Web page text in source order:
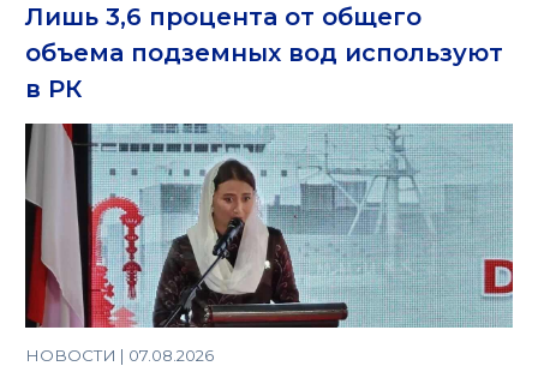
Лишь 3,6 процента от общего
объема подземных вод используют
в РК
НОВОСТИ | 07.08.2026